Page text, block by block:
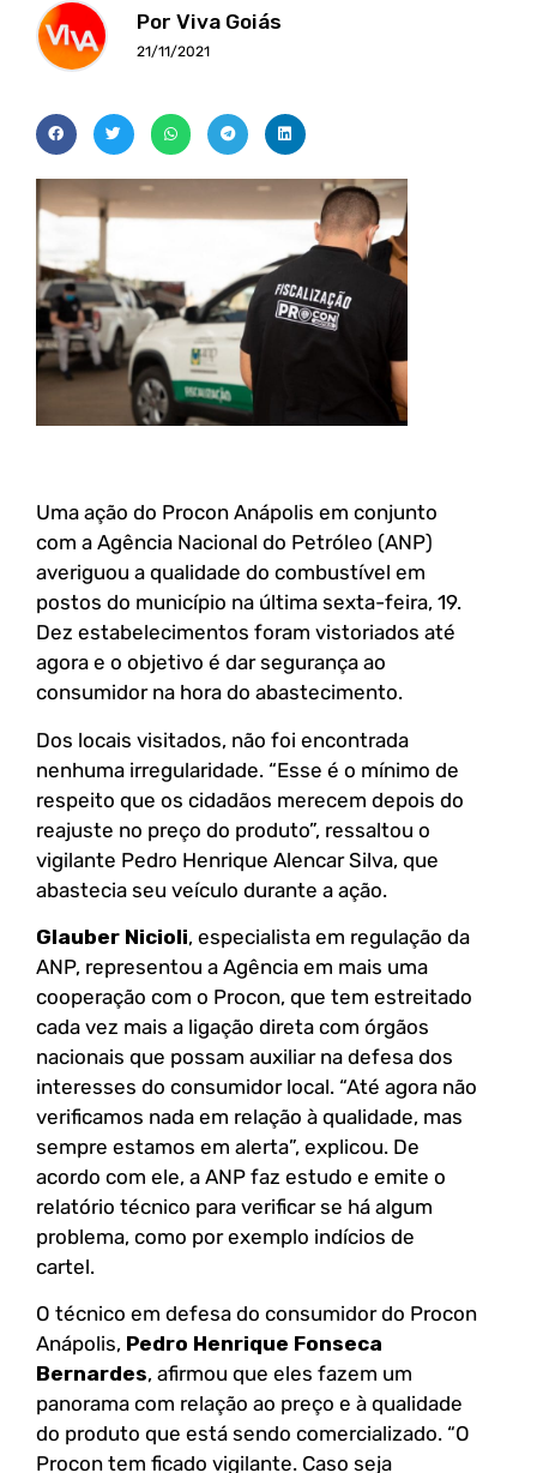
Por Viva Goiás
21/11/2021
Uma ação do Procon Anápolis em conjunto
com a Agência Nacional do Petróleo (ANP)
averiguou a qualidade do combustível em
postos do município na última sexta-feira, 19.
Dez estabelecimentos foram vistoriados até
agora e o objetivo é dar segurança ao
consumidor na hora do abastecimento.
Dos locais visitados, não foi encontrada
nenhuma irregularidade. “Esse é o mínimo de
respeito que os cidadãos merecem depois do
reajuste no preço do produto”, ressaltou o
vigilante Pedro Henrique Alencar Silva, que
abastecia seu veículo durante a ação.
Glauber Nicioli, especialista em regulação da
ANP, representou a Agência em mais uma
cooperação com o Procon, que tem estreitado
cada vez mais a ligação direta com órgãos
nacionais que possam auxiliar na defesa dos
interesses do consumidor local. “Até agora não
verificamos nada em relação à qualidade, mas
sempre estamos em alerta”, explicou. De
acordo com ele, a ANP faz estudo e emite o
relatório técnico para verificar se há algum
problema, como por exemplo indícios de
cartel.
O técnico em defesa do consumidor do Procon
Anápolis, Pedro Henrique Fonseca
Bernardes, afirmou que eles fazem um
panorama com relação ao preço e à qualidade
do produto que está sendo comercializado. “O
Procon tem ficado vigilante. Caso seja